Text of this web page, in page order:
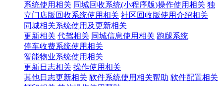
系统使用相关 同城回收系统(小程序版)操作使用相关 独
立门店版回收系统使用相关 社区回收版使用介绍相关
同城相关系统使用及更新相关
更新相关 代驾相关 同城信息使用相关 跑腿系统
停车收费系统使用相关
智能物业系统使用相关
更新日志相关 操作使用相关
其他日志更新相关 软件系统使用相关帮助 软件配置相关